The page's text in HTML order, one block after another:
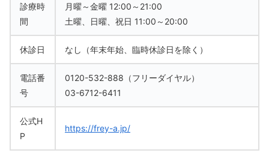
診療時
間
月曜～金曜 12:00～21:00
土曜、日曜、祝日 11:00～20:00
休診日 なし（年末年始、臨時休診日を除く）
電話番
号
0120-532-888（フリーダイヤル）
03-6712-6411
公式H
P
https://frey-a.jp/